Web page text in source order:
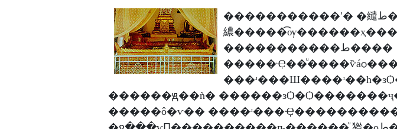
�����������ʹ� �繾ط�਴��� �����ǡѺ����蹴��ѧ �
繷�����͡ѹ������ҳ���
�����������ط����
������ԭ��ǹ�
�����ô�ѵ��